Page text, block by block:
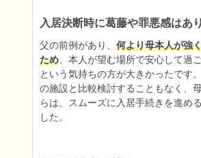
入居決断時に葛藤や罪悪感はあ
父の前例があり、 何より母本人が強
ため、本人が望む場所で安心して過
という気持ちの方が大きかったです
の施設と比較検討することもなく、
らは、スムーズに入居手続きを進め
した。